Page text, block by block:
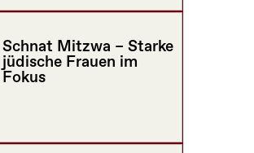
Schnat Mitzwa – Starke
jüdische Frauen im
Fokus